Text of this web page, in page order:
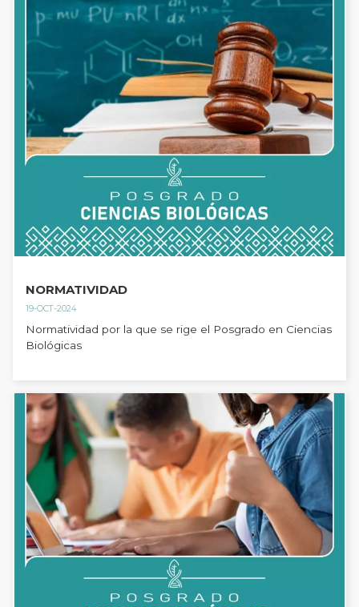
NORMATIVIDAD
19-OCT-2024
Normatividad por la que se rige el Posgrado en Ciencias
Biológicas